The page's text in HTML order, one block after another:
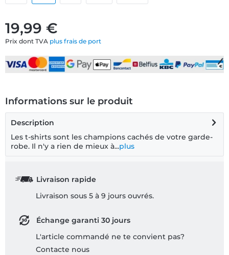
19,99 €
Prix dont TVA plus frais de port
Informations sur le produit
Description
Les t-shirts sont les champions cachés de votre garde-
robe. Il n'y a rien de mieux à...plus
Livraison rapide
Livraison sous 5 à 9 jours ouvrés.
Échange garanti 30 jours
L'article commandé ne te convient pas?
Contacte nous